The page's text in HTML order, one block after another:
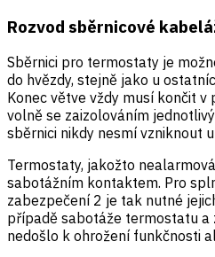
Rozvod sběrnicové
Sběrnici pro termostaty je
do hvězdy, stejně jako u
Konec větve vždy musí končit v
volně se zaizolováním
sběrnici nikdy nesmí vzniknout
Termostaty, jakožto
sabotážním kontaktem. Pro
zabezpečení 2 je tak nutné
případě sabotáže termostatu a
nedošlo k ohrožení funkčnosti